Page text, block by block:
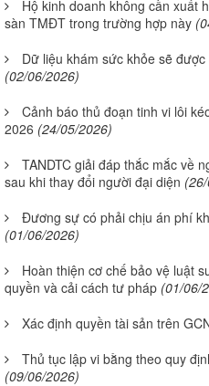
Hộ kinh doanh không cần xuất
sàn TMĐT trong trường hợp này
Dữ liệu khám sức khỏe sẽ
(02/06/2026)
Cảnh báo thủ đoạn tinh vi lôi
2026 (24/05/2026)
TANDTC giải đáp thắc mắc về
sau khi thay đổi người đại diện
Đương sự có phải chịu án phí
(01/06/2026)
Hoàn thiện cơ chế bảo vệ luật
quyền và cải cách tư pháp (01/06/
Xác định quyền tài sản trên
Thủ tục lập vi bằng theo quy
(09/06/2026)